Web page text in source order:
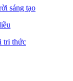
sáng tạo
tri thức